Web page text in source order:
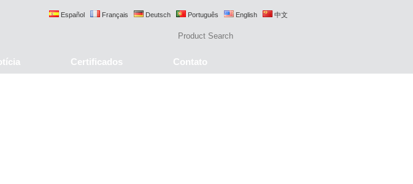
Español Français Deutsch Português English 中文
Certificados Contato